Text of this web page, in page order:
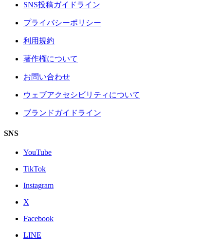
SNS投稿ガイドライン
プライバシーポリシー
利用規約
著作権について
お問い合わせ
ウェブアクセシビリティについて
ブランドガイドライン
SNS
YouTube
TikTok
Instagram
X
Facebook
LINE